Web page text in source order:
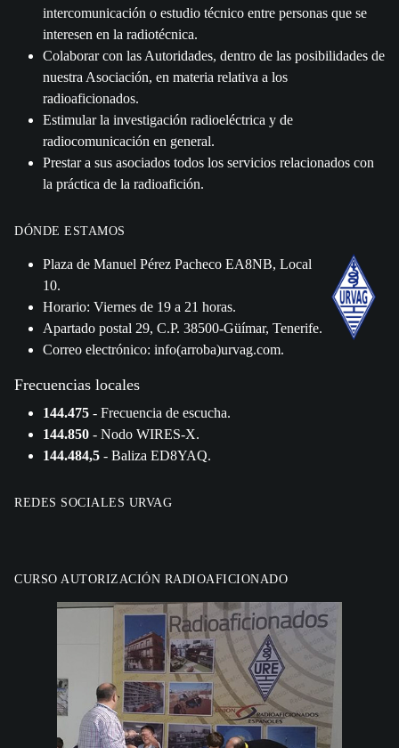
intercomunicación o estudio técnico entre personas que se
interesen en la radiotécnica.
Colaborar con las Autoridades, dentro de las posibilidades de
nuestra Asociación, en materia relativa a los
radioaficionados.
Estimular la investigación radioeléctrica y de
radiocomunicación en general.
Prestar a sus asociados todos los servicios relacionados con
la práctica de la radioafición.
DÓNDE ESTAMOS
Plaza de Manuel Pérez Pacheco EA8NB, Local
10.
Horario: Viernes de 19 a 21 horas.
Apartado postal 29, C.P. 38500-Güímar, Tenerife.
Correo electrónico: info(arroba)urvag.com.
Frecuencias locales
144.475 - Frecuencia de escucha.
144.850 - Nodo WIRES-X.
144.484,5 - Baliza ED8YAQ.
REDES SOCIALES URVAG
CURSO AUTORIZACIÓN RADIOAFICIONADO